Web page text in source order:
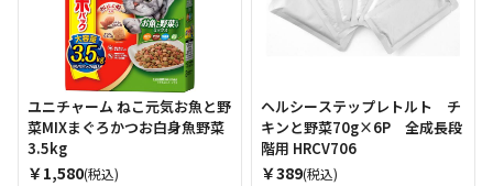
ユニチャーム ねこ元気お魚と野
菜MIXまぐろかつお白身魚野菜
3.5kg
￥1,580(税込)
ヘルシーステップレトルト チ
キンと野菜70g×6P 全成長段
階用 HRCV706
￥389(税込)